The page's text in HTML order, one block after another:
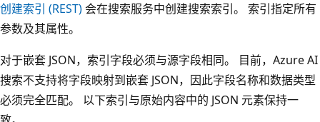
创建索引 (REST) 会在搜索服务中创建搜索索引。 索引指定所有
参数及其属性。
对于嵌套 JSON，索引字段必须与源字段相同。 目前，Azure AI
搜索不支持将字段映射到嵌套 JSON，因此字段名称和数据类型
必须完全匹配。 以下索引与原始内容中的 JSON 元素保持一